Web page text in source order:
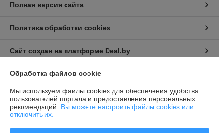
Полная версия сайта
Политика обработки cookies
Сайт создан на платформе Deal.by
Индивидуальный предприниматель:Индивидуальный
предприниматель Семёнов Александр Борисович
г. Минск, ул. Козлова, д. 29а
Регистрационный номер ЕГР: 192194196
Обработка файлов cookie
Мы используем файлы cookies для обеспечения удобства
пользователей портала и предоставления персональных
рекомендаций. Вы можете настроить файлы cookies или
отключить их.